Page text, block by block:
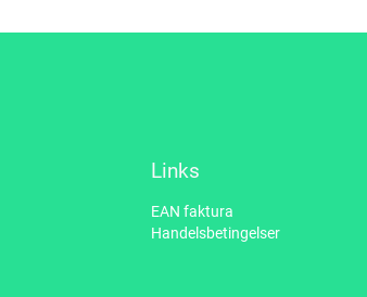
Links
EAN faktura
Handelsbetingelser